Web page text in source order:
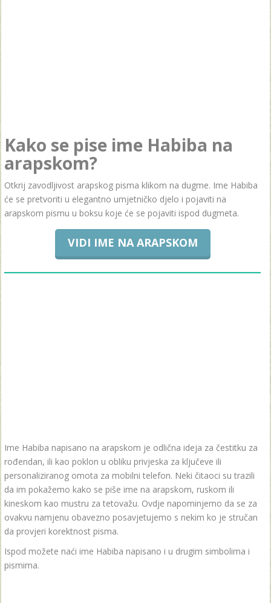
Kako se pise ime Habiba na
arapskom?
Otkrij zavodljivost arapskog pisma klikom na dugme. Ime Habiba
će se pretvoriti u elegantno umjetničko djelo i pojaviti na
arapskom pismu u boksu koje će se pojaviti ispod dugmeta.
VIDI IME NA ARAPSKOM
Ime Habiba napisano na arapskom je odlična ideja za čestitku za
rođendan, ili kao poklon u obliku privjeska za ključeve ili
personaliziranog omota za mobilni telefon. Neki čitaoci su trazili
da im pokažemo kako se piše ime na arapskom, ruskom ili
kineskom kao mustru za tetovažu. Ovdje napominjemo da se za
ovakvu namjenu obavezno posavjetujemo s nekim ko je stručan
da provjeri korektnost pisma.
Ispod možete naći ime Habiba napisano i u drugim simbolima i
pismima.